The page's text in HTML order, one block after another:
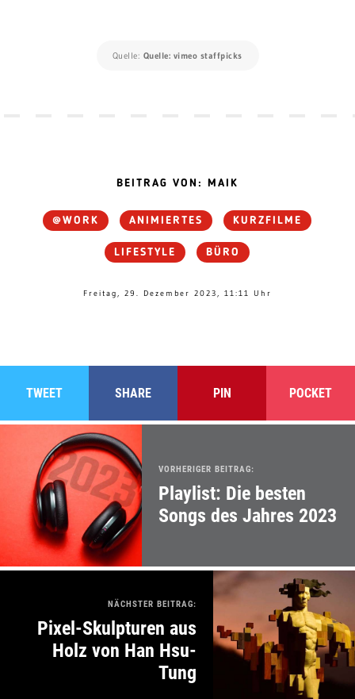
Quelle: Quelle: vimeo staffpicks
BEITRAG VON: MAIK
@WORK ANIMIERTES KURZFILME
LIFESTYLE BÜRO
Freitag, 29. Dezember 2023, 11:11 Uhr
TWEET SHARE PIN POCKET
VORHERIGER BEITRAG:
Playlist: Die besten
Songs des Jahres 2023
NÄCHSTER BEITRAG:
Pixel-Skulpturen aus
Holz von Han Hsu-
Tung